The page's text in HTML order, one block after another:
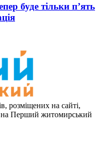
буде тільки п’ять
розміщених на сайті,
на Перший житомирський